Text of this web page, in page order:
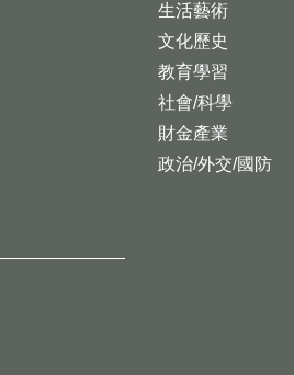
生活藝術
文化歷史
教育學習
社會/科學
財金產業
政治/外交/國防